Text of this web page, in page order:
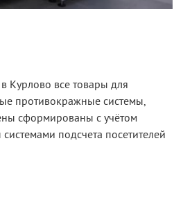
Курлово все товары для
противокражные системы,
сформированы с учётом
подсчета посетителей